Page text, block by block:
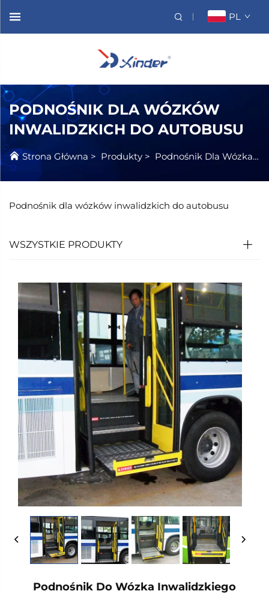
PL
PODNOŚNIK DLA WÓZKÓW
INWALIDZKICH DO AUTOBUSU
Strona Główna > Produkty > Podnośnik Dla Wózka Inwalidzkiego
Podnośnik dla wózków inwalidzkich do autobusu
WSZYSTKIE PRODUKTY
Podnośnik Do Wózka Inwalidzkiego